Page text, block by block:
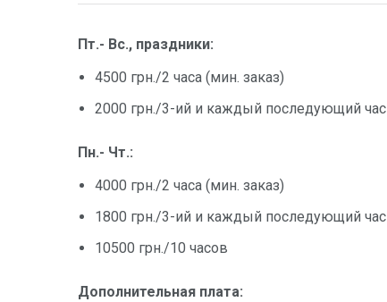
Пт.- Вс., праздники:
4500 грн./2 часа (мин. заказ)
2000 грн./3-ий и каждый последующий час
Пн.- Чт.:
4000 грн./2 часа (мин. заказ)
1800 грн./3-ий и каждый последующий час
10500 грн./10 часов
Дополнительная плата: